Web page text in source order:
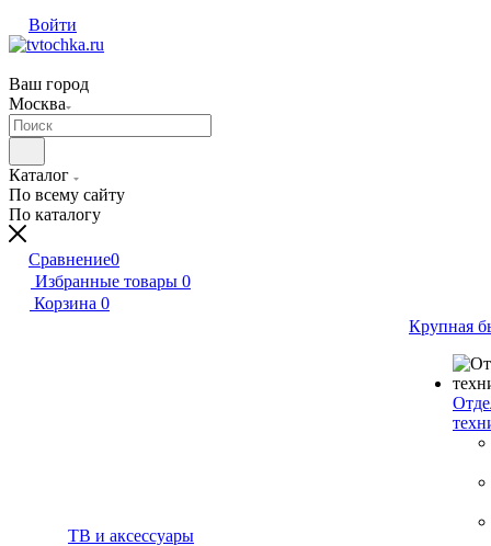
Войти
Ваш город
Москва
Каталог
По всему сайту
По каталогу
Сравнение0
Избранные товары 0
Корзина 0
ТВ и аксессуары
Крупная